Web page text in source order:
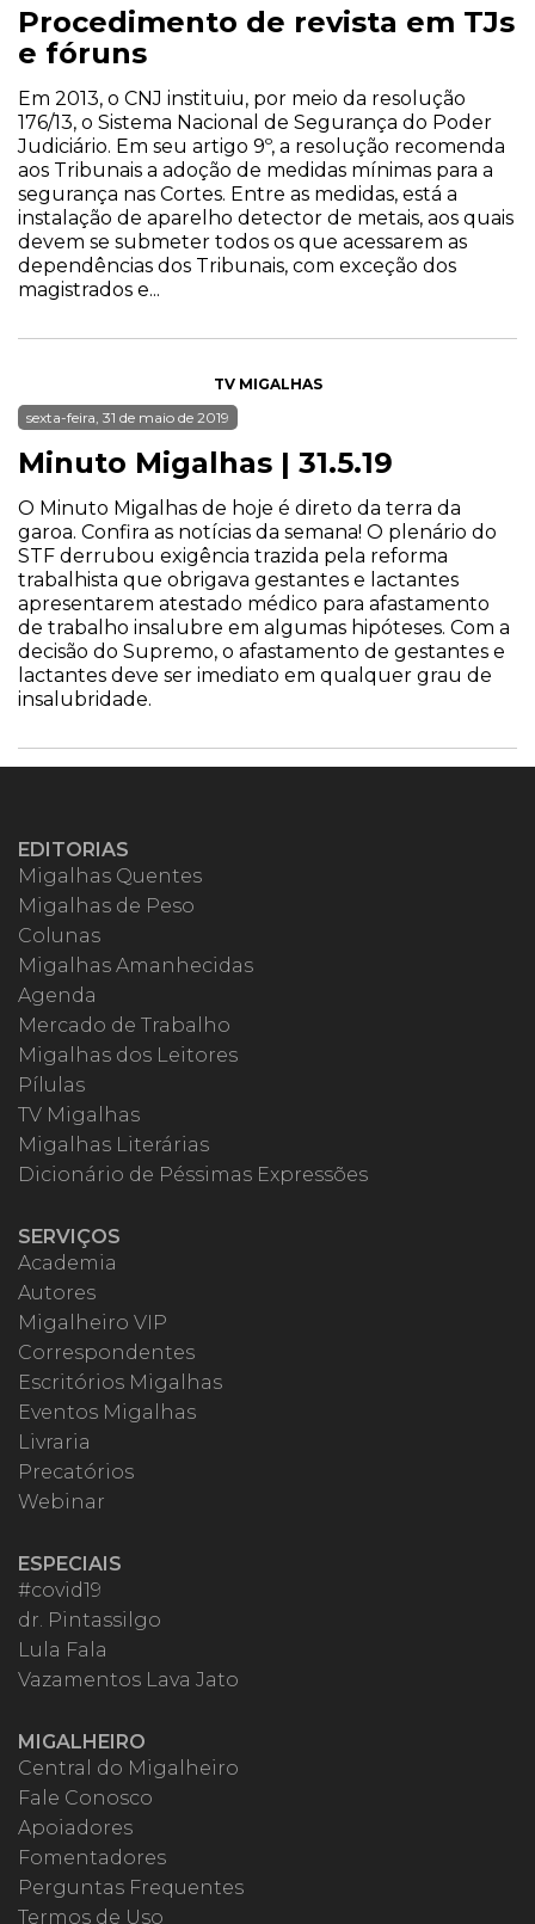
Procedimento de revista em TJs
e fóruns
Em 2013, o CNJ instituiu, por meio da resolução
176/13, o Sistema Nacional de Segurança do Poder
Judiciário. Em seu artigo 9º, a resolução recomenda
aos Tribunais a adoção de medidas mínimas para a
segurança nas Cortes. Entre as medidas, está a
instalação de aparelho detector de metais, aos quais
devem se submeter todos os que acessarem as
dependências dos Tribunais, com exceção dos
magistrados e...
TV MIGALHAS
sexta-feira, 31 de maio de 2019
Minuto Migalhas | 31.5.19
O Minuto Migalhas de hoje é direto da terra da
garoa. Confira as notícias da semana! O plenário do
STF derrubou exigência trazida pela reforma
trabalhista que obrigava gestantes e lactantes
apresentarem atestado médico para afastamento
de trabalho insalubre em algumas hipóteses. Com a
decisão do Supremo, o afastamento de gestantes e
lactantes deve ser imediato em qualquer grau de
insalubridade.
EDITORIAS
Migalhas Quentes
Migalhas de Peso
Colunas
Migalhas Amanhecidas
Agenda
Mercado de Trabalho
Migalhas dos Leitores
Pílulas
TV Migalhas
Migalhas Literárias
Dicionário de Péssimas Expressões
SERVIÇOS
Academia
Autores
Migalheiro VIP
Correspondentes
Escritórios Migalhas
Eventos Migalhas
Livraria
Precatórios
Webinar
ESPECIAIS
#covid19
dr. Pintassilgo
Lula Fala
Vazamentos Lava Jato
MIGALHEIRO
Central do Migalheiro
Fale Conosco
Apoiadores
Fomentadores
Perguntas Frequentes
Termos de Uso